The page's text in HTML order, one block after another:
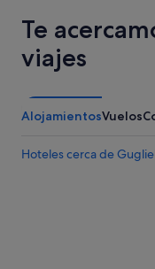
Te
viajes
AlojamientosVuelos
Hoteles cerca de